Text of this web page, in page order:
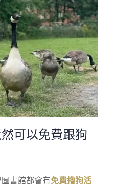
可以免費跟狗
書館都會有免費擼狗活